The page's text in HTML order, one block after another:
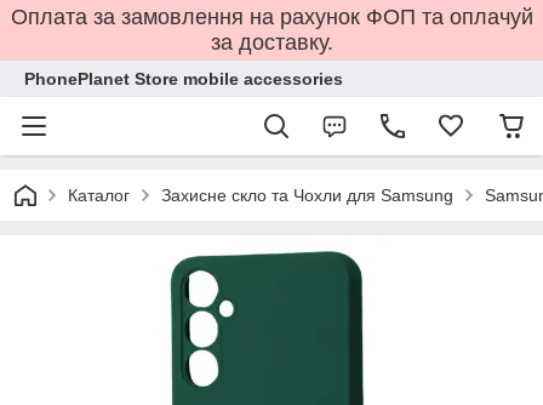
Оплата за замовлення на рахунок ФОП та оплачуй
за доставку.
PhonePlanet Store mobile accessories
Каталог Захисне скло та Чохли для Samsung